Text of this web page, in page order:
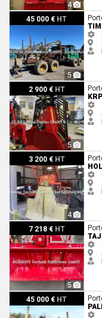
4
45 000 € HT
5
Timberjack 1410 D
2 900 € HT
5
Krpan 7 EH HYDR.
3 200 € HT
4
Holzknecht HS - RC 6
7 218 € HT
5
Tajfun EGV 105 AHK
45 000 € HT
Palms FK 7.94